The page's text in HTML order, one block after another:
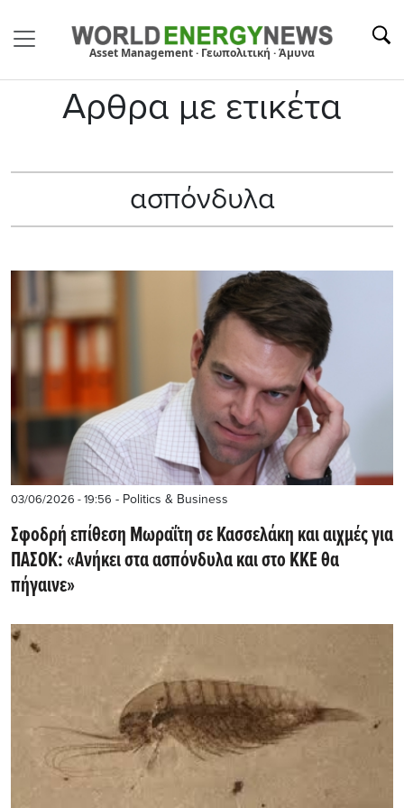
Asset Management · Γεωπολιτική · Άμυνα
Αρθρα με ετικέτα
ασπόνδυλα
03/06/2026 - 19:56 - Politics & Business
Σφοδρή επίθεση Μωραΐτη σε Κασσελάκη και αιχμές για
ΠΑΣΟΚ: «Ανήκει στα ασπόνδυλα και στο ΚΚΕ θα
πήγαινε»